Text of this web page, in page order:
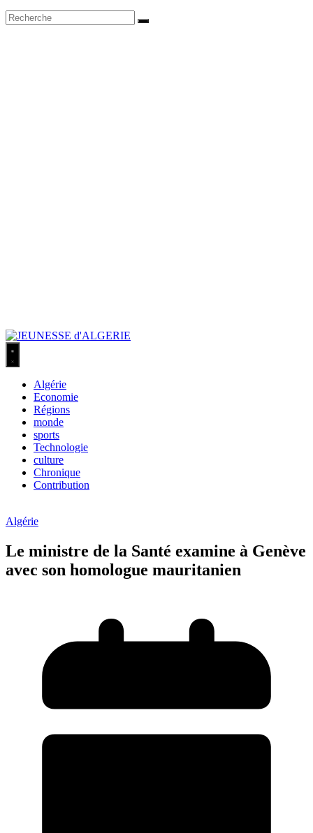
Algérie
Economie
Régions
monde
sports
Technologie
culture
Chronique
Contribution
Algérie
Le ministre de la Santé examine à Genève
avec son homologue mauritanien